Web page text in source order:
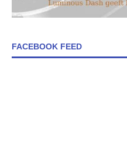
FACEBOOK FEED